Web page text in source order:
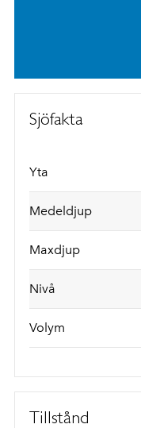
Sjöfakta
Yta
Medeldjup
Maxdjup
Nivå
Volym
Tillstånd